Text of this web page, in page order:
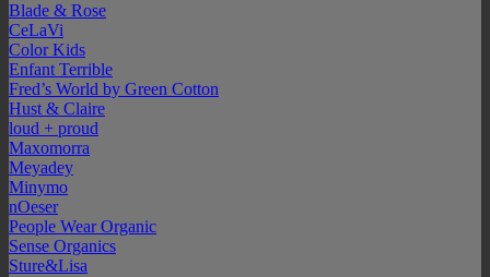
Blade & Rose
CeLaVi
Color Kids
Enfant Terrible
Fred’s World by Green Cotton
Hust & Claire
loud + proud
Maxomorra
Meyadey
Minymo
nOeser
People Wear Organic
Sense Organics
Sture&Lisa